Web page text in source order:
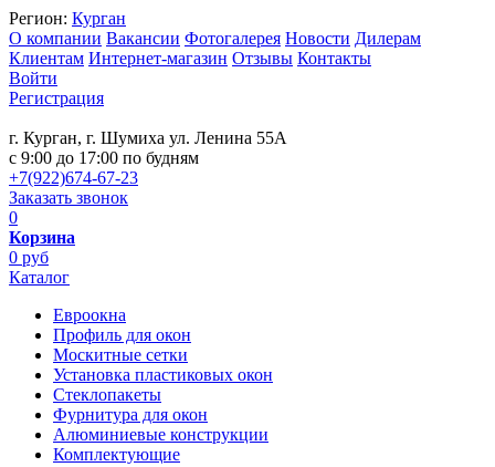
Регион: Курган
О компании Вакансии Фотогалерея Новости Дилерам
Клиентам Интернет-магазин Отзывы Контакты
Войти
Регистрация
г. Курган, г. Шумиха ул. Ленина 55А
c 9:00 до 17:00 по будням
+7(922)674-67-23
Заказать звонок
0
Корзина
0 руб
Каталог
Евроокна
Профиль для окон
Москитные сетки
Установка пластиковых окон
Стеклопакеты
Фурнитура для окон
Алюминиевые конструкции
Комплектующие